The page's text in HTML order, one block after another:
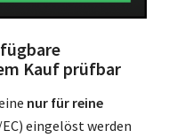
Kauf prüfbar
nur für reine
eingelöst werden